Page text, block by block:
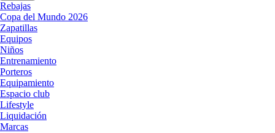
Rebajas
Copa del Mundo 2026
Zapatillas
Equipos
Niños
Entrenamiento
Porteros
Equipamiento
Espacio club
Lifestyle
Liquidación
Marcas